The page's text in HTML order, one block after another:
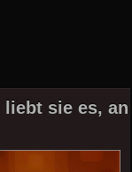
sie es, an